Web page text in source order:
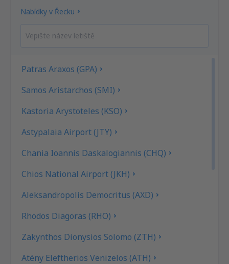
Nabídky v Řecku
Patras Araxos (GPA)
Samos Aristarchos (SMI)
Kastoria Arystoteles (KSO)
Astypalaia Airport (JTY)
Chania Ioannis Daskalogiannis (CHQ)
Chios National Airport (JKH)
Aleksandropolis Democritus (AXD)
Rhodos Diagoras (RHO)
Zakynthos Dionysios Solomo (ZTH)
Atény Eleftherios Venizelos (ATH)